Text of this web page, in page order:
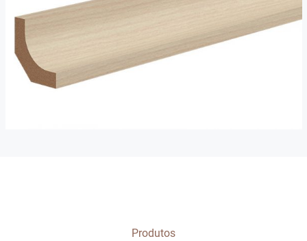
Produtos